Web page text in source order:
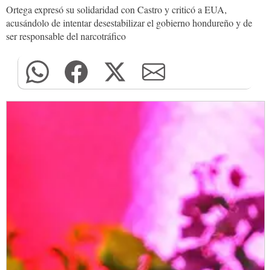
Ortega expresó su solidaridad con Castro y criticó a EUA,
acusándolo de intentar desestabilizar el gobierno hondureño y de
ser responsable del narcotráfico